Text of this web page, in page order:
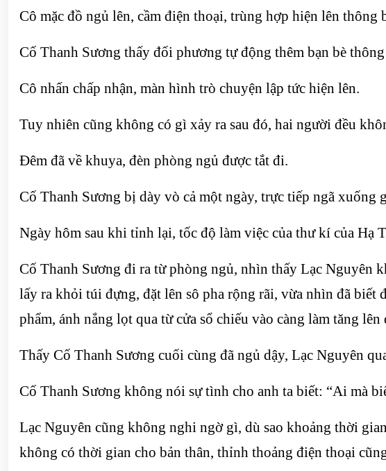
Cô mặc đồ ngủ lên, cầm điện thoại, trùng hợp hiện lên thông
Cố Thanh Sương thấy đối phương tự động thêm bạn bè
Cô nhấn chấp nhận, màn hình trò chuyện lập tức hiện lên.
Tuy nhiên cũng không có gì xảy ra sau đó, hai người đều
Đêm đã về khuya, đèn phòng ngủ được tắt đi.
Cố Thanh Sương bị dày vò cả một ngày, trực tiếp ngã xuống
Ngày hôm sau khi tỉnh lại, tốc độ làm việc của thư kí của Hạ
Cố Thanh Sương đi ra từ phòng ngủ, nhìn thấy Lạc Nguyên
lấy ra khỏi túi đựng, đặt lên sô pha rộng rãi, vừa nhìn đã biết
phẩm, ánh nắng lọt qua từ cửa sổ chiếu vào càng làm tăng
Thấy Cố Thanh Sương cuối cùng đã ngủ dậy, Lạc Nguyên
Cố Thanh Sương không nói sự tình cho anh ta biết: “Ai mà
Lạc Nguyên cũng không nghi ngờ gì, dù sao khoảng thời
không có thời gian cho bản thân, thỉnh thoảng điện thoại